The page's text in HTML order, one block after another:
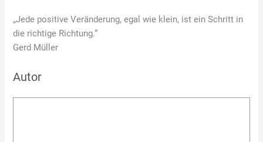
„Jede positive Veränderung, egal wie klein, ist ein Schritt in
die richtige Richtung.“
Gerd Müller
Autor